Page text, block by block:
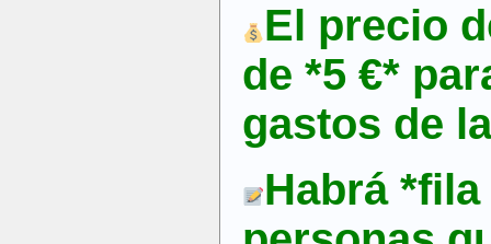
El precio
de *5 €*
gastos de
Habrá